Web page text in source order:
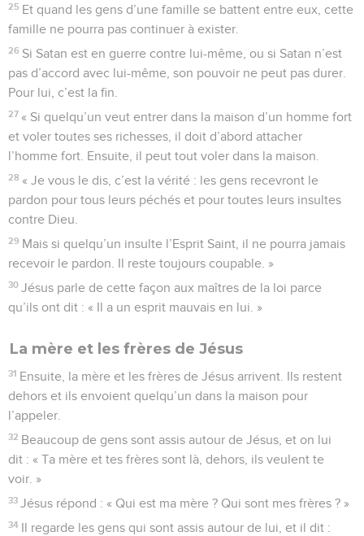
25 Et quand les gens d’une famille se battent entre eux, cette
famille ne pourra pas continuer à exister.
26 Si Satan est en guerre contre lui-même, ou si Satan n’est
pas d’accord avec lui-même, son pouvoir ne peut pas durer.
Pour lui, c’est la fin.
27 « Si quelqu’un veut entrer dans la maison d’un homme fort
et voler toutes ses richesses, il doit d’abord attacher
l’homme fort. Ensuite, il peut tout voler dans la maison.
28 « Je vous le dis, c’est la vérité : les gens recevront le
pardon pour tous leurs péchés et pour toutes leurs insultes
contre Dieu.
29 Mais si quelqu’un insulte l’Esprit Saint, il ne pourra jamais
recevoir le pardon. Il reste toujours coupable. »
30 Jésus parle de cette façon aux maîtres de la loi parce
qu’ils ont dit : « Il a un esprit mauvais en lui. »
La mère et les frères de Jésus
31 Ensuite, la mère et les frères de Jésus arrivent. Ils restent
dehors et ils envoient quelqu’un dans la maison pour
l’appeler.
32 Beaucoup de gens sont assis autour de Jésus, et on lui
dit : « Ta mère et tes frères sont là, dehors, ils veulent te
voir. »
33 Jésus répond : « Qui est ma mère ? Qui sont mes frères ? »
34 Il regarde les gens qui sont assis autour de lui, et il dit :